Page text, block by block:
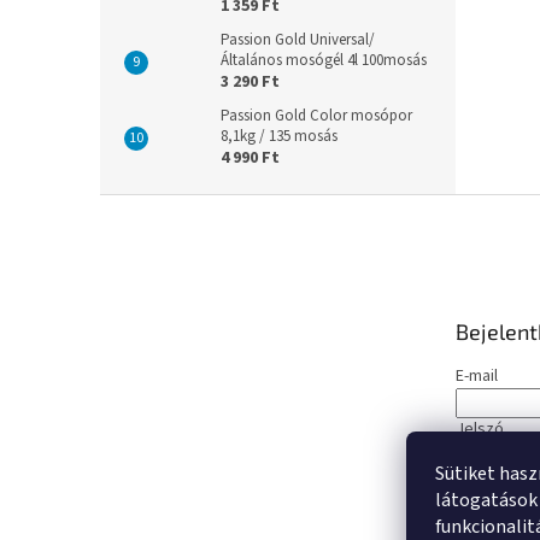
Sütiket
1 359 Ft
Passion Gold Universal/
Általános mosógél 4l 100mosás
3 290 Ft
Passion Gold Color mosópor
8,1kg / 135 mosás
4 990 Ft
E-mail
Jelszó
Új